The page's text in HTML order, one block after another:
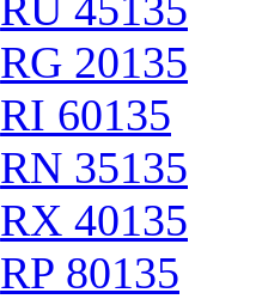
RG 20135
RI 60135
RN 35135
RX 40135
RP 80135